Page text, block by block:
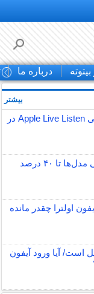
درباره ما
فعال کردن و استفاده از ویژگی Apple Live Listen در
موبایل‌ها گران تر شدند / برخی مدل‌ها تا ۴۰ درصد
آیفون ۱۸ پرو و آیفون اولترا چقدر مانده
است/ آیا ورود آیفون
بیشتر